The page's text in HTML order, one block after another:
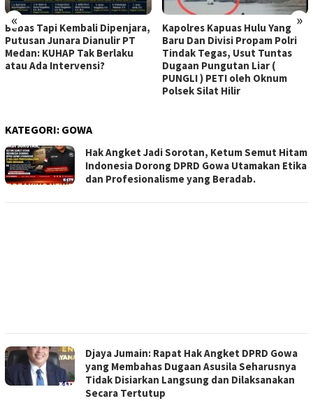
« »
Bebas Tapi Kembali Dipenjara,
Putusan Junara Dianulir PT
Medan: KUHAP Tak Berlaku
atau Ada Intervensi?
Kapolres Kapuas Hulu Yang
Baru Dan Divisi Propam Polri
Tindak Tegas, Usut Tuntas
Dugaan Pungutan Liar (
PUNGLI ) PETI oleh Oknum
Polsek Silat Hilir
KATEGORI: GOWA
Hak Angket Jadi Sorotan, Ketum Semut Hitam
Indonesia Dorong DPRD Gowa Utamakan Etika
dan Profesionalisme yang Beradab.
Djaya Jumain: Rapat Hak Angket DPRD Gowa
yang Membahas Dugaan Asusila Seharusnya
Tidak Disiarkan Langsung dan Dilaksanakan
Secara Tertutup